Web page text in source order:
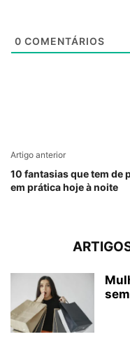
0 COMENTÁRIOS
Artigo anterior
10 fantasias que tem de
em prática hoje à noite